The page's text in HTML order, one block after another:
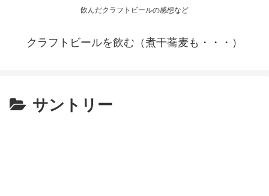
飲んだクラフトビールの感想など
クラフトビールを飲む（煮干蕎麦も・・・）
サントリー